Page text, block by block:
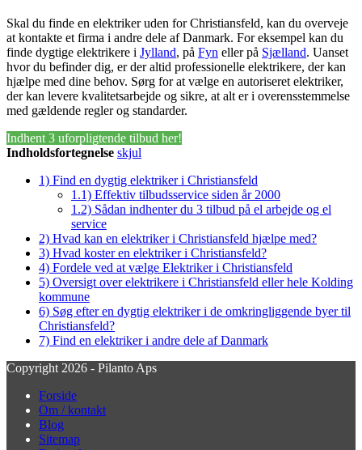
Skal du finde en elektriker uden for Christiansfeld, kan du overveje
at kontakte et firma i andre dele af Danmark. For eksempel kan du
finde dygtige elektrikere i Jylland, på Fyn eller på Sjælland. Uanset
hvor du befinder dig, er der altid professionelle elektrikere, der kan
hjælpe med dine behov. Sørg for at vælge en autoriseret elektriker,
der kan levere kvalitetsarbejde og sikre, at alt er i overensstemmelse
med gældende regler og standarder.
Indhent 3 uforpligtende tilbud her!
Indholdsfortegnelse skjul
1) Find en dygtig elektriker i Christiansfeld
1.1) Effektiv tilbudsservice siden år 2000
1.2) Sådan indhenter du 3 tilbud på el arbejde og el
service
2) Hvad kan en elektriker i Christiansfeld hjælpe med?
3) Hvad koster en elektriker i Christiansfeld?
4) Fordele ved at vælge Elektriker i Christiansfeld
5) Oversigt over elektrikere i Christiansfeld eller hele Kolding
kommune
6) Søg efter en dygtig elektriker i de omkringliggende byer til
Christiansfeld?
7) Find en elektriker i andre dele af Danmark
Copyright 2026 - Pilanto Aps
Forside
Om / kontakt
Blog
Sitemap